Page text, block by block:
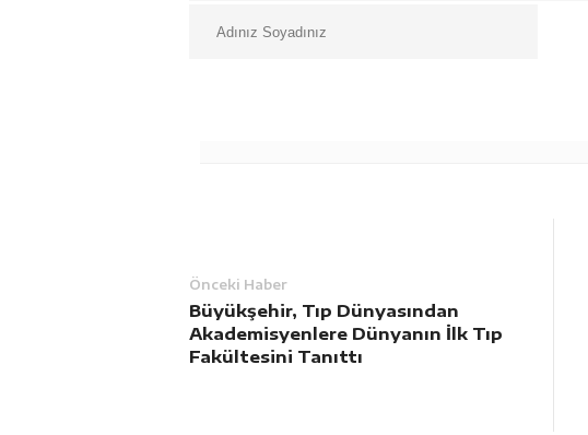
Önceki Haber
Büyükşehir, Tıp Dünyasından
Akademisyenlere Dünyanın İlk Tıp
Fakültesini Tanıttı